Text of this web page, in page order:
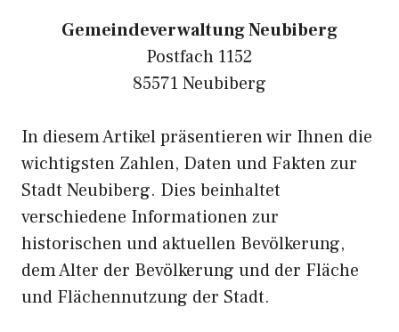
Gemeindeverwaltung Neubiberg
Postfach 1152
85571 Neubiberg
In diesem Artikel präsentieren wir Ihnen die
wichtigsten Zahlen, Daten und Fakten zur
Stadt Neubiberg. Dies beinhaltet
verschiedene Informationen zur
historischen und aktuellen Bevölkerung,
dem Alter der Bevölkerung und der Fläche
und Flächennutzung der Stadt.